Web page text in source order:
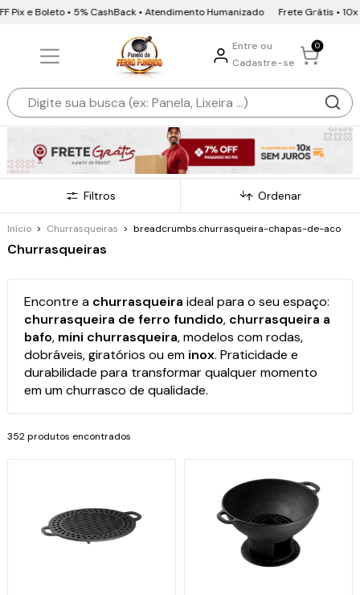
• 5% CashBack • Atendimento Humanizado Frete Grátis • 10x sem
Entre ou
Cadastre-se
0
Filtros Ordenar
Início > Churrasqueiras > breadcrumbs.churrasqueira-chapas-de-aco
Churrasqueiras
Encontre a churrasqueira ideal para o seu espaço:
churrasqueira de ferro fundido, churrasqueira a
bafo, mini churrasqueira, modelos com rodas,
dobráveis, giratórios ou em inox. Praticidade e
durabilidade para transformar qualquer momento
em um churrasco de qualidade.
352 produtos encontrados